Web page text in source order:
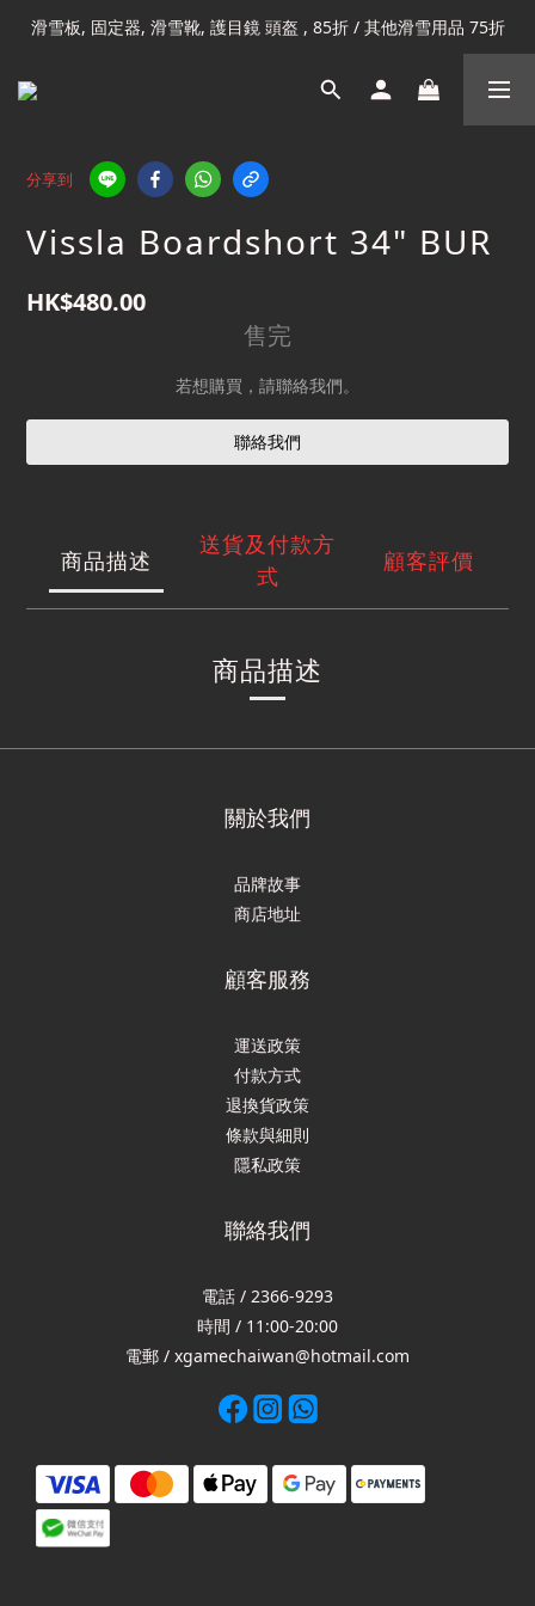
凡購滿HK$699 香港及澳門 [免運費] (大型貨品除外)
滑雪板, 固定器, 滑雪靴, 護目鏡 頭盔 , 85折 / 其他滑雪用品 75折
我們提供全球運送服務。（請查看運送政策）
分享到
Vissla Boardshort 34" BUR
HK$480.00
售完
若想購買，請聯絡我們。
聯絡我們
商品描述
送貨及付款方
式
顧客評價
商品描述
關於我們
品牌故事
商店地址
顧客服務
運送政策
付款方式
退換貨政策
條款與細則
隱私政策
聯絡我們
電話 / 2366-9293
時間 / 11:00-20:00
電郵 / xgamechaiwan@hotmail.com